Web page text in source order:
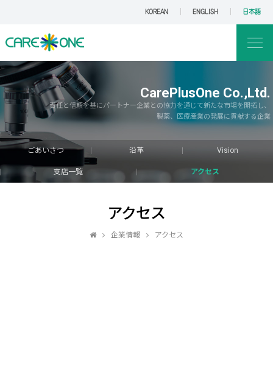
KOREAN ENGLISH 日本語
CarePlusOne Co.,Ltd.
責任と信頼を基にパートナー企業との協力を通じて新たな市場を開拓し、
製薬、医療産業の発展に貢献する企業
ごあいさつ 沿革 Vision
支店一覧 アクセス
アクセス
企業情報 アクセス